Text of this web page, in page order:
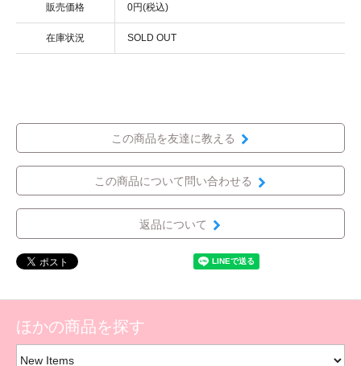
販売価格 0円(税込)
在庫状況 SOLD OUT
この商品を友達に教える
この商品について問い合わせる
返品について
ほかの商品を探す